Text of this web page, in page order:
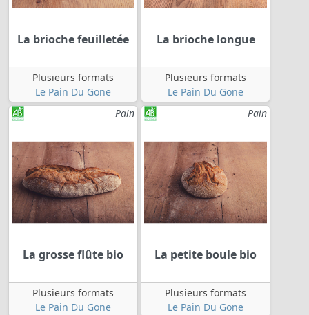
La brioche feuilletée
Plusieurs formats
Le Pain Du Gone
La brioche longue
Plusieurs formats
Le Pain Du Gone
Pain
La grosse flûte bio
Plusieurs formats
Le Pain Du Gone
Pain
La petite boule bio
Plusieurs formats
Le Pain Du Gone